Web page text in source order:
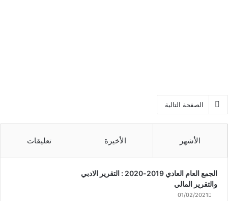
الصفحة التالية
الأشهر الأخيرة تعليقات
الجمع العام العادي 2019-2020 : التقرير الادبي
والتقرير المالي
01/02/2021